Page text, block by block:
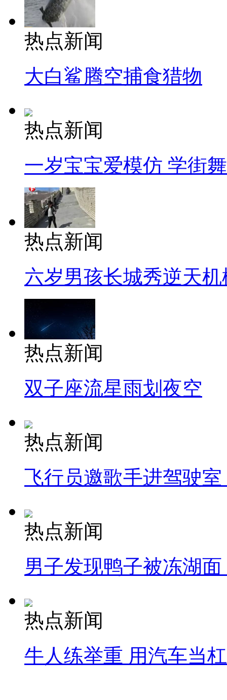
热点新闻
大白鲨腾空捕食猎物
热点新闻
一岁宝宝爱模仿 学街
热点新闻
六岁男孩长城秀逆天机
热点新闻
双子座流星雨划夜空
热点新闻
飞行员邀歌手进驾驶
热点新闻
男子发现鸭子被冻湖
热点新闻
牛人练举重 用汽车当